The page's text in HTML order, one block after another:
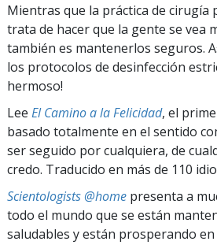
Mientras que la práctica de cirugía
trata de hacer que la gente se vea
también es mantenerlos seguros.
los protocolos de desinfección
hermoso!
Lee El Camino a la Felicidad, el
basado totalmente en el sentido
ser seguido por cualquiera, de
credo. Traducido en más de 110
Scientologists @home presenta a
todo el mundo que se están
saludables y están prosperando en